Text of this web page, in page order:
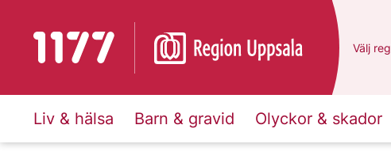
Till startsidan för 1177 Du har
Välj en
Liv & hälsa Barn & gravid Olyckor & skador